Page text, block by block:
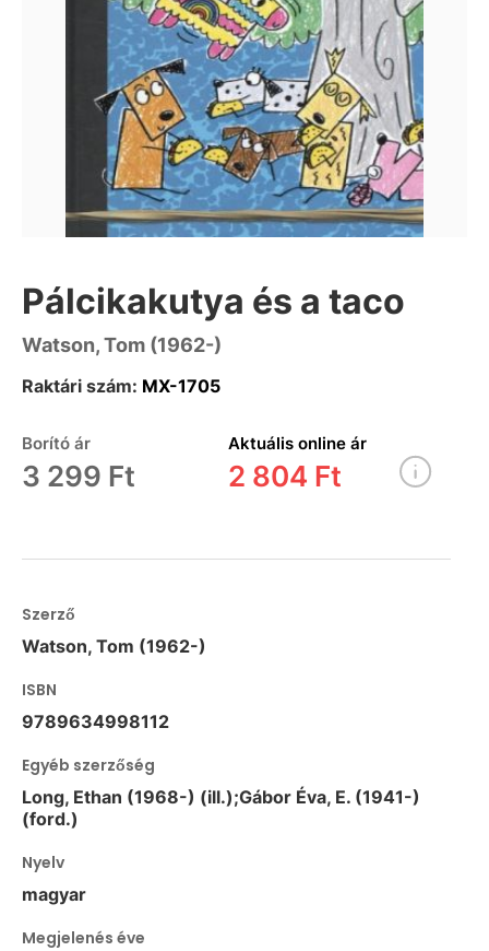
Pálcikakutya és a taco
Watson, Tom (1962-)
Raktári szám: MX-1705
Borító ár
3 299 Ft
Aktuális online ár
2 804 Ft
Szerző
Watson, Tom (1962-)
ISBN
9789634998112
Egyéb szerzőség
Long, Ethan (1968-) (ill.);Gábor Éva, E. (1941-)
(ford.)
Nyelv
magyar
Megjelenés éve